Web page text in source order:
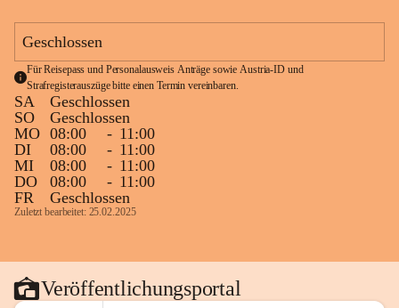
Geschlossen
Für Reisepass und Personalausweis Anträge sowie Austria-ID und
Strafregisterauszüge bitte einen Termin vereinbaren.
SA
Geschlossen
SO
Geschlossen
MO 08:00 - 11:00
DI
08:00 - 11:00
MI
08:00 - 11:00
DO
08:00 - 11:00
FR
Geschlossen
Zuletzt bearbeitet: 25.02.2025
Veröffentlichungsportal